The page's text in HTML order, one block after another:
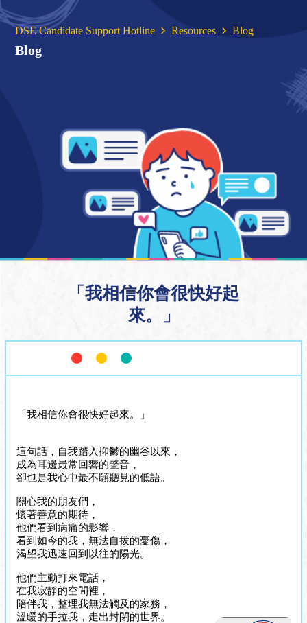
DSE Candidate Support Hotline Resources Blog
Blog
「我相信你會很快好起
來。」
「我相信你會很快好起來。」
這句話，自我踏入抑鬱的幽谷以來，
成為耳邊最常回響的聲音，
卻也是我心中最不願聽見的低語。
關心我的朋友們，
懷著善意的期待，
他們看到病痛的影響，
看到如今的我，無法自拔的憂傷，
渴望我迅速回到以往的陽光。
他們主動打來電話，
在我寂靜的空間裡，
陪伴我，整理我無法觸及的家務，
溫暖的手拉我，走出封閉的世界。